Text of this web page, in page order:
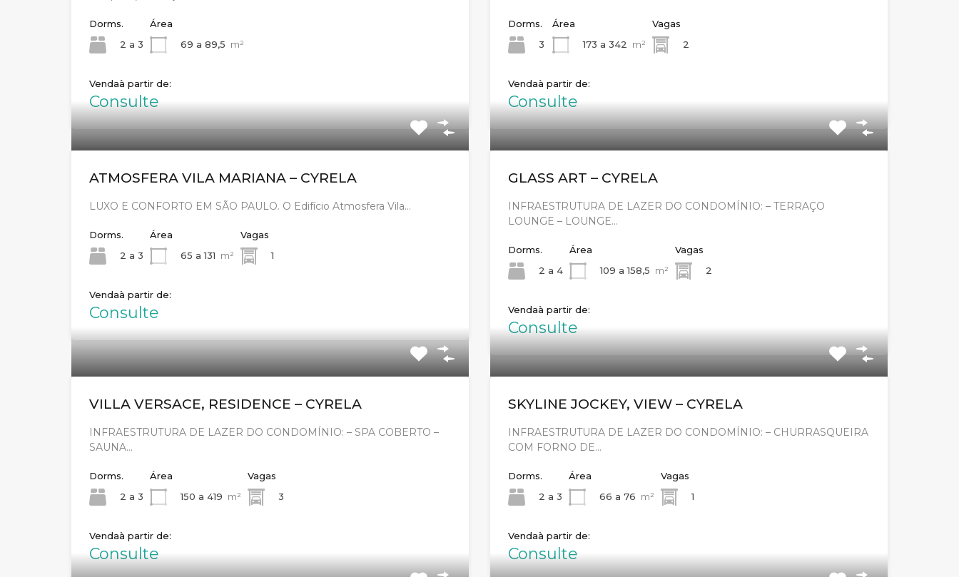
Dorms.
2 a 3
Área
69 a 89,5 m²
Venda
Consulte
Dorms.
3
Área
173 a 342
m²
Vagas
2
Venda
Consulte
ATMOSFERA VILA MARIANA – CYRELA
LUXO E CONFORTO EM SÃO PAULO. O Edifício Atmosfera Vila…
Dorms.
2 a 3
Área
65 a 131 m²
Vagas
1
Venda
Consulte
GLASS ART – CYRELA
INFRAESTRUTURA DE LAZER DO CONDOMÍNIO: – TERRAÇO
LOUNGE – LOUNGE…
Dorms.
2 a 4
Área
109 a 158,5 m²
Vagas
2
Venda
Consulte
VILLA VERSACE, RESIDENCE – CYRELA
INFRAESTRUTURA DE LAZER DO CONDOMÍNIO: – SPA COBERTO –
SAUNA…
Dorms.
2 a 3
Área
150 a 419 m²
Vagas
3
Venda
Consulte
SKYLINE JOCKEY, VIEW – CYRELA
INFRAESTRUTURA DE LAZER DO CONDOMÍNIO: – CHURRASQUEIRA
COM FORNO DE…
Dorms.
2 a 3
Área
66 a 76 m²
Vagas
1
Venda
Consulte